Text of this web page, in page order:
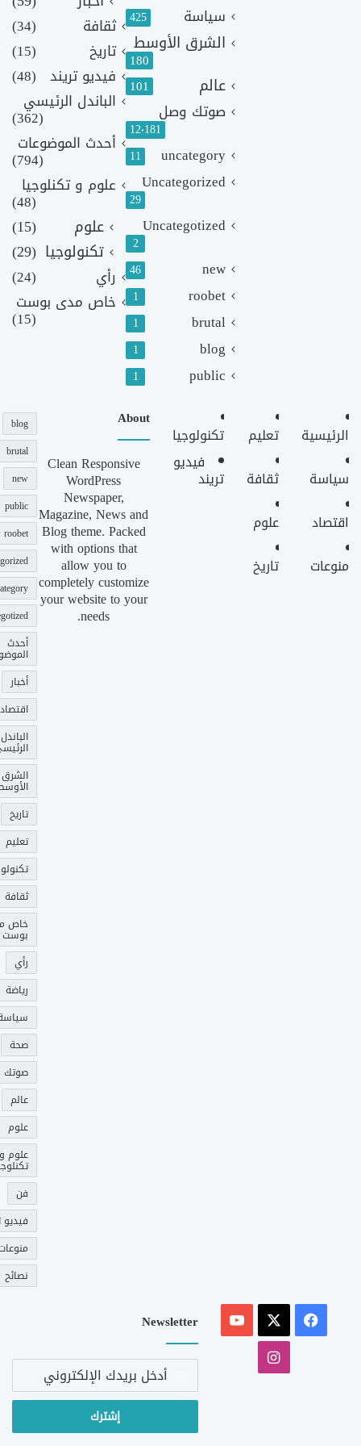
سياسة 425
الشرق الأوسط
180
عالم 101
صوتك وصل
12٬181
uncategory
11
Uncategorized
29
Uncategotized
2
new
46
roobet
1
brutal
1
blog
1
public
1
ثقافة
(34)
تاريخ
(15)
فيديو تريند (48)
الباندل الرئيسي
(362)
أحدث الموضوعات
(794)
علوم و تكنلوجيا
(48)
علوم
(15)
تكنولوجيا (29)
رأي
(24)
خاص مدى بوست
(15)
الرئيسية
سياسة
اقتصاد
منوعات
تعليم
ثقافة
علوم
تاريخ
تكنولوجيا
فيديو
تريند
About
Clean Responsive
WordPress
Newspaper,
Magazine, News and
Blog theme. Packed
with options that
allow you to
completely customize
your website to your
needs.
blog
brutal
new
public
roobet
أحدث
أخبار
اقتصاد
الباندل
الشرق
تاريخ
تعليم
ثقافة
خاص
بوست
رأي
رياضة
صحة
عالم
علوم
علوم و
فن
فيديو
نصائح
فيسبوك
‫YouTube
انستقرام
Newsletter
أدخل
الإلكتروني